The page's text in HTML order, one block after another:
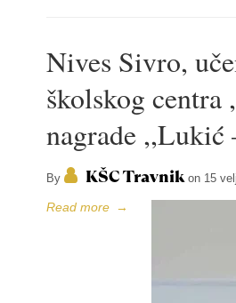
Nives Sivro,
školskog
nagrade ,,Lukić
By KŠC Travnikon 15
Read more →